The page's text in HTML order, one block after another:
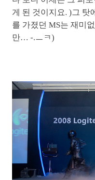
게 된 것이지요. )그 탓
를 가졌던 MS는 재미
만… -.ㅡㅋ)